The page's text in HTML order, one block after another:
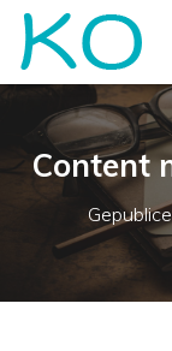
Content